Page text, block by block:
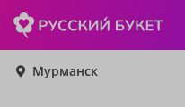
Мурманск